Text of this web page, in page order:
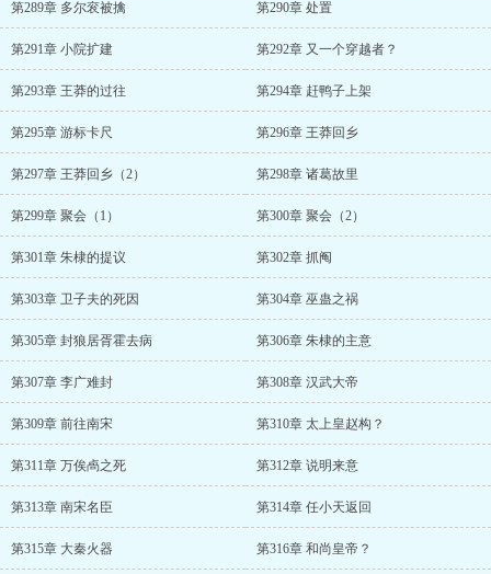
第289章 多尔衮被擒 第290章 处置
第291章 小院扩建 第292章 又一个穿越者？
第293章 王莽的过往 第294章 赶鸭子上架
第295章 游标卡尺 第296章 王莽回乡
第297章 王莽回乡（2） 第298章 诸葛故里
第299章 聚会（1） 第300章 聚会（2）
第301章 朱棣的提议 第302章 抓阄
第303章 卫子夫的死因 第304章 巫蛊之祸
第305章 封狼居胥霍去病 第306章 朱棣的主意
第307章 李广难封 第308章 汉武大帝
第309章 前往南宋 第310章 太上皇赵构？
第311章 万俟卨之死 第312章 说明来意
第313章 南宋名臣 第314章 任小天返回
第315章 大秦火器 第316章 和尚皇帝？